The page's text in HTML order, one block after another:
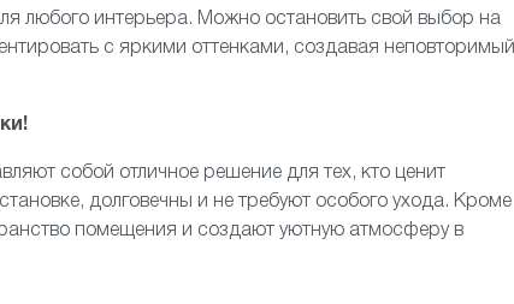
любого интерьера. Можно остановить свой выбор на
с яркими оттенками, создавая неповторимый
собой отличное решение для тех, кто ценит
долговечны и не требуют особого ухода. Кроме
помещения и создают уютную атмосферу в